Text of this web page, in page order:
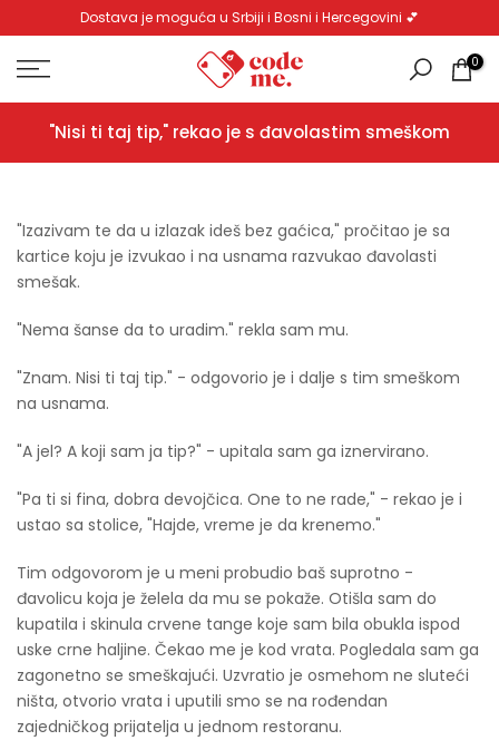
sadržaj
Dostava je moguća u Srbiji i Bosni i Hercegovini 💕
0
"Nisi ti taj tip," rekao je s đavolastim smeškom
"Izazivam te da u izlazak ideš bez gaćica," pročitao je sa
kartice koju je izvukao i na usnama razvukao đavolasti
smešak.
"Nema šanse da to uradim." rekla sam mu.
"Znam. Nisi ti taj tip." - odgovorio je i dalje s tim smeškom
na usnama.
"A jel? A koji sam ja tip?" - upitala sam ga iznervirano.
"Pa ti si fina, dobra devojčica. One to ne rade," - rekao je i
ustao sa stolice, "Hajde, vreme je da krenemo."
Tim odgovorom je u meni probudio baš suprotno -
đavolicu koja je želela da mu se pokaže. Otišla sam do
kupatila i skinula crvene tange koje sam bila obukla ispod
uske crne haljine. Čekao me je kod vrata. Pogledala sam ga
zagonetno se smeškajući. Uzvratio je osmehom ne sluteći
ništa, otvorio vrata i uputili smo se na rođendan
zajedničkog prijatelja u jednom restoranu.